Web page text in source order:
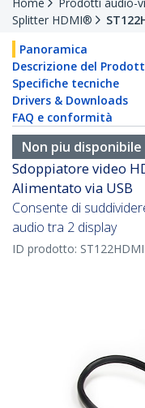
Splitter HDMI®
Panoramica
Descrizione del
Specifiche tecniche
Drivers & Downloads
FAQ e conformità
Non piu disponibile
Sdoppiatore video
Alimentato via USB
Consente di
audio tra 2 display
ID prodotto: